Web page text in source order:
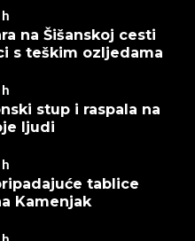
h
na Šišanskoj cesti
s teškim ozljedama
h
stup i raspala na
ljudi
h
tablice
Kamenjak